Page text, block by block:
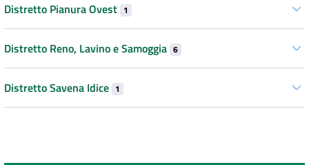
Distretto Pianura Ovest 1
Distretto Reno, Lavino e Samoggia 6
Distretto Savena Idice 1